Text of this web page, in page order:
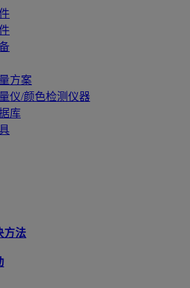
方案
仪/颜色检测仪器
库
方法